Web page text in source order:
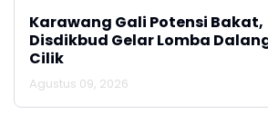
Karawang Gali Potensi Bakat,
Disdikbud Gelar Lomba
Cilik
Agustus 09, 2026